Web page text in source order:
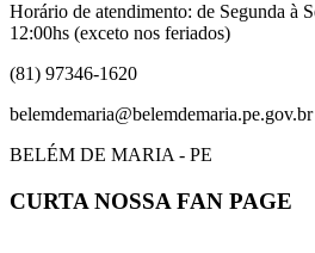
Horário de atendimento: de Segunda à
12:00hs (exceto nos feriados)
(81) 97346-1620
belemdemaria@belemdemaria.pe.gov.br
BELÉM DE MARIA - PE
CURTA NOSSA FAN PAGE